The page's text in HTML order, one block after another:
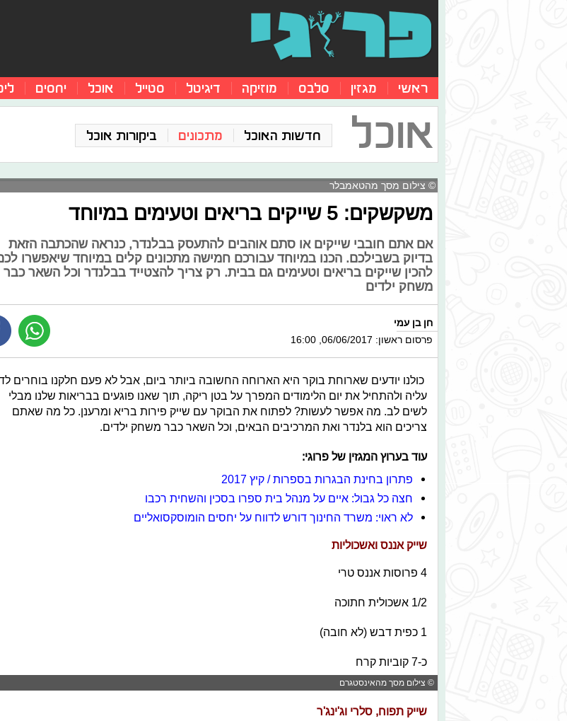
ראשי מגזין סלבס מוזיקה דיגיטל סטייל אוכל יחסים
אוכל חדשות האוכל מתכונים ביקורות אוכל
© צילום מסך מהטאמבלר
משקשקים: 5 שייקים בריאים וטעימים במיוחד
אם אתם חובבי שייקים או סתם אוהבים להתעסק בבלנדר, כנראה שהכתבה הזאת
בדיוק בשבילכם. הכנו במיוחד עבורכם חמישה מתכונים קלים במיוחד שיאפשרו
להכין שייקים בריאים וטעימים גם בבית. רק צריך להצטייד בבלנדר וכל השאר כבר
משחק ילדים
חן בן עמי
פרסום ראשון: 06/06/2017, 16:00
כולנו יודעים שארוחת בוקר היא הארוחה החשובה ביותר ביום, אבל לא פעם חלקנו בוחרים
עליה ולהתחיל את יום הלימודים המפרך על בטן ריקה, תוך שאנו פוגעים בבריאות שלנו מבלי
לשים לב. מה אפשר לעשות? לפתוח את הבוקר עם שייק פירות בריא ומרענן. כל מה שאתם
צריכים הוא בלנדר ואת המרכיבים הבאים, וכל השאר כבר משחק ילדים.
עוד בערוץ המגזין של פרוגי:
פתרון בחינת הבגרות בספרות / קיץ 2017
חצה כל גבול: איים על מנהל בית ספרו בסכין והשחית רכבו
לא ראוי: משרד החינוך דורש לדווח על יחסים הומוסקסואליים
שייק אננס ואשכוליות
4 פרוסות אננס טרי
1/2 אשכולית חתוכה
1 כפית דבש (לא חובה)
כ-7 קוביות קרח
© צילום מסך מהאינסטגרם
שייק תפוח, סלרי וג'ינג'ר